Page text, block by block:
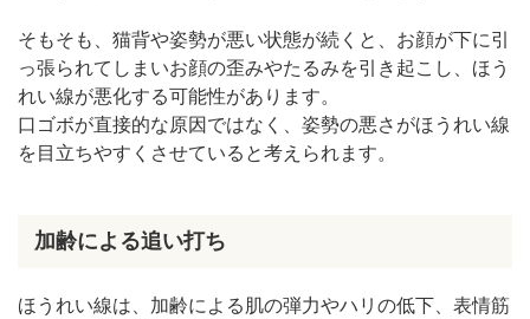
そもそも、猫背や姿勢が悪い状態が続くと、お顔が下に引
っ張られてしまいお顔の歪みやたるみを引き起こし、ほう
れい線が悪化する可能性があります。
口ゴボが直接的な原因ではなく、姿勢の悪さがほうれい線
を目立ちやすくさせていると考えられます。
加齢による追い打ち
ほうれい線は、加齢による肌の弾力やハリの低下、表情筋